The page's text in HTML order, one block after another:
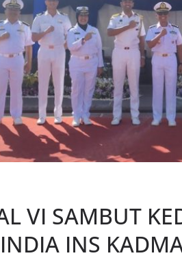
VI SAMBUT
INS